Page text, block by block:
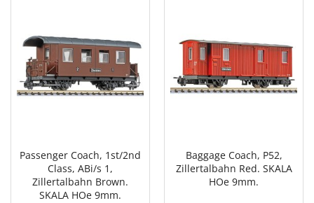
Passenger Coach, 1st/2nd
Class, ABi/s 1,
Zillertalbahn Brown.
SKALA HOe 9mm.
Baggage Coach, P52,
Zillertalbahn Red. SKALA
HOe 9mm.